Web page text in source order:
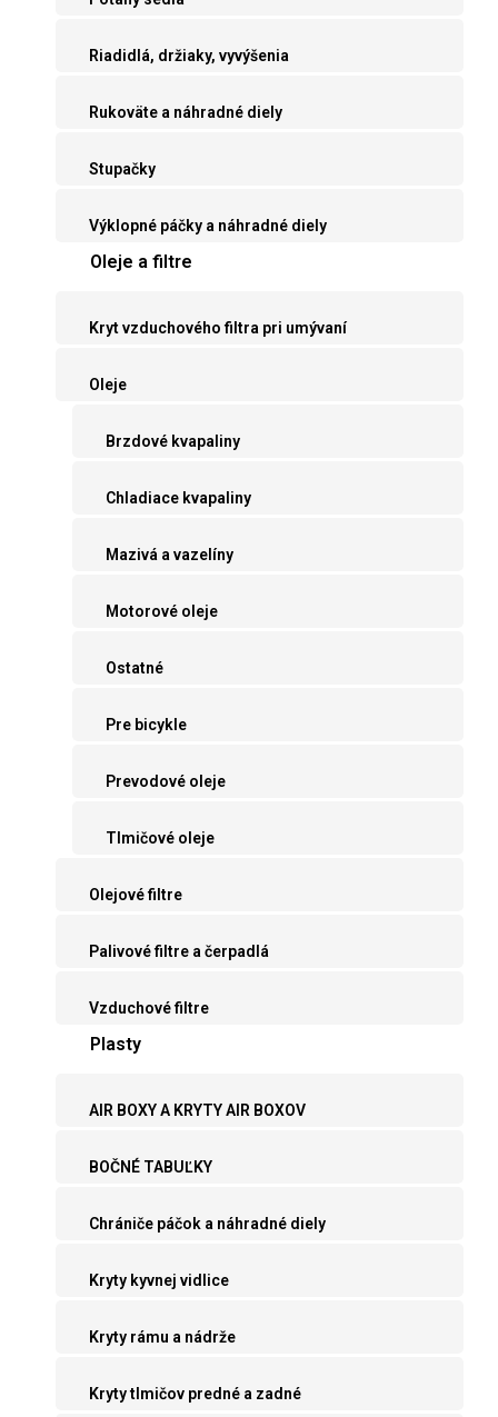
Riadidlá, držiaky, vyvýšenia
Rukoväte a náhradné diely
Stupačky
Výklopné páčky a náhradné diely
Oleje a filtre
Kryt vzduchového filtra pri umývaní
Oleje
Brzdové kvapaliny
Chladiace kvapaliny
Mazivá a vazelíny
Motorové oleje
Ostatné
Pre bicykle
Prevodové oleje
Tlmičové oleje
Olejové filtre
Palivové filtre a čerpadlá
Vzduchové filtre
Plasty
AIR BOXY A KRYTY AIR BOXOV
BOČNÉ TABUĽKY
Chrániče páčok a náhradné diely
Kryty kyvnej vidlice
Kryty rámu a nádrže
Kryty tlmičov predné a zadné